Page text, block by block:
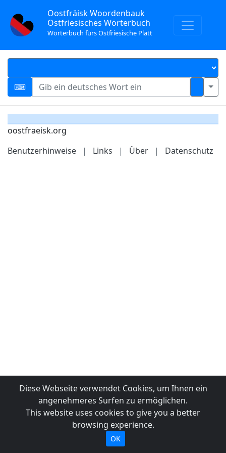
Oostfräisk Woordenbauk
Ostfriesisches Wörterbuch
Wörterbuch fürs Ostfriesische Platt
oostfraeisk.org
Benutzerhinweise
| Links | Über | Datenschutz
Diese Webseite verwendet Cookies, um Ihnen ein
angenehmeres Surfen zu ermöglichen.
This website uses cookies to give you a better
browsing experience.
OK